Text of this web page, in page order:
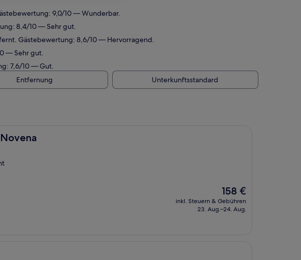
9,0/10 — Wunderbar.
8,4/10 — Sehr gut.
Gästebewertung: 8,6/10 — Hervorragend.
— Sehr gut.
7,6/10 — Gut.
Entfernung Unterkunftsstandard
Der
Preis
beträgt
158 €
inkl. Steuern & Gebühren
23. Aug.–24. Aug.